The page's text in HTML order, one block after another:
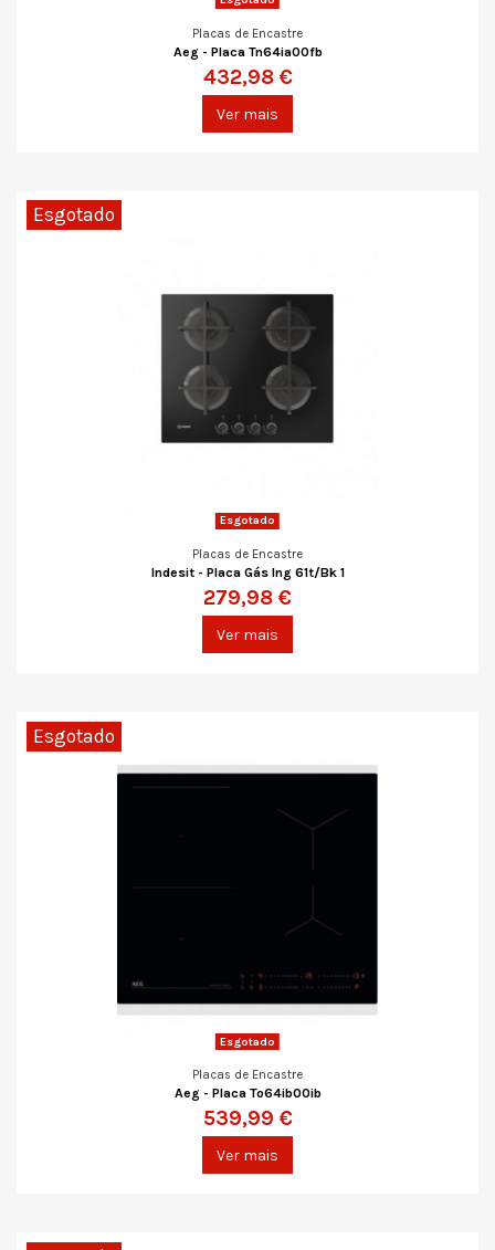
Placas de Encastre
Aeg - Placa Tn64ia00fb
432,98 €
Ver mais
Esgotado
Esgotado
Placas de Encastre
Indesit - Placa Gás Ing 61t/Bk 1
279,98 €
Ver mais
Esgotado
Esgotado
Placas de Encastre
Aeg - Placa To64ib00ib
539,99 €
Ver mais